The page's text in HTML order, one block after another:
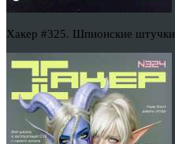
Хакер #325. Шпионские штучки